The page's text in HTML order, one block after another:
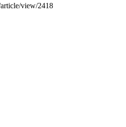
view/2418